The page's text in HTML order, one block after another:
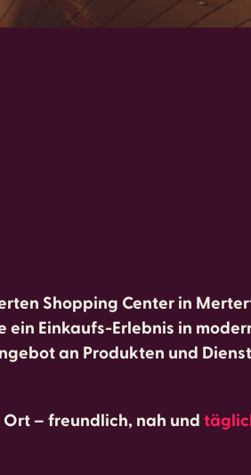
Shopping Center in
Einkaufs-Erlebnis in
an Produkten und
– freundlich, nah und